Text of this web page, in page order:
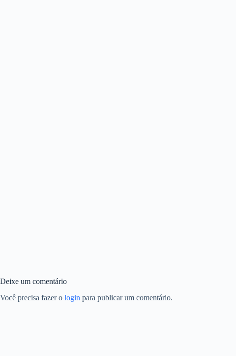
Deixe um comentário
Você precisa fazer o login para publicar um comentário.